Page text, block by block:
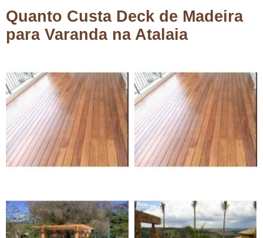
Quanto Custa Deck de Madeira
para Varanda na Atalaia